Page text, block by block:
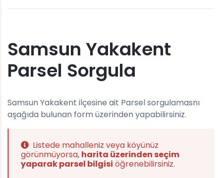
Samsun Yakakent
Parsel Sorgula
Samsun Yakakent ilçesine ait Parsel sorgulamasnı
aşağıda bulunan form üzerinden yapabilirsiniz.
Listede mahalleniz veya köyünüz
görünmüyorsa, harita üzerinden seçim
yaparak parsel bilgisi öğrenebilirsiniz.